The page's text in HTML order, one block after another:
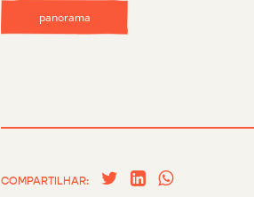
panorama
COMPARTILHAR: